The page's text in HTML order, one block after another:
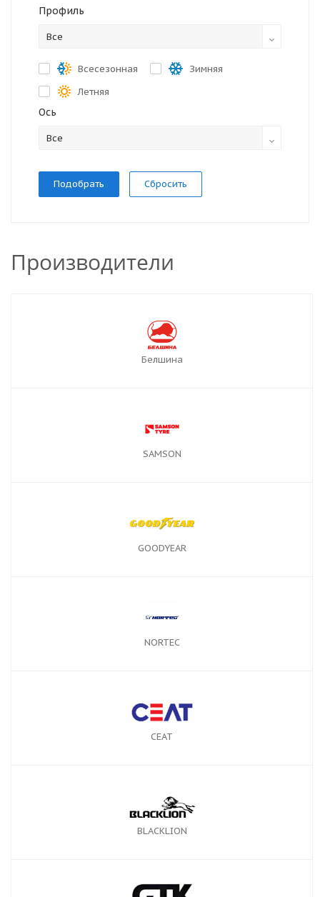
Профиль
Все
Всесезонная
Зимняя
Летняя
Ось
Все
Сбросить
Производители
Белшина
SAMSON
GOODYEAR
NORTEC
CEAT
BLACKLION